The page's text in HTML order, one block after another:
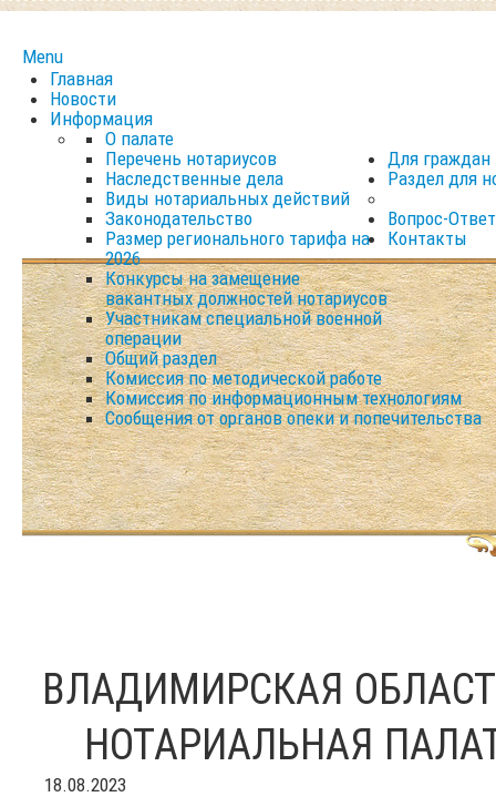
Menu
Главная
Новости
Информация
О палате
Перечень нотариусов
Наследственные дела
Виды нотариальных действий
Законодательство
Размер регионального тарифа на
2026
Конкурсы на замещение
вакантных должностей нотариусов
Участникам специальной военной
операции
Для граждан
Раздел для
Общий раздел
Комиссия по методической работе
Комиссия по информационным технологиям
Сообщения от органов опеки и попечительства
Вопрос-Ответ
Контакты
ВЛАДИМИРСКАЯ
НОТАРИАЛЬНАЯ
18.08.2023